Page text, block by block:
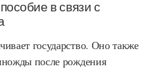
в связи с
государство. Оно также
после рождения